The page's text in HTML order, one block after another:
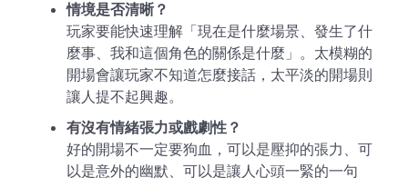
情境是否清晰？
玩家要能快速理解「現在是什麼場景、發生了什
麼事、我和這個角色的關係是什麼」。太模糊的
開場會讓玩家不知道怎麼接話，太平淡的開場則
讓人提不起興趣。
有沒有情緒張力或戲劇性？
好的開場不一定要狗血，可以是壓抑的張力、可
以是意外的幽默、可以是讓人心頭一緊的一句